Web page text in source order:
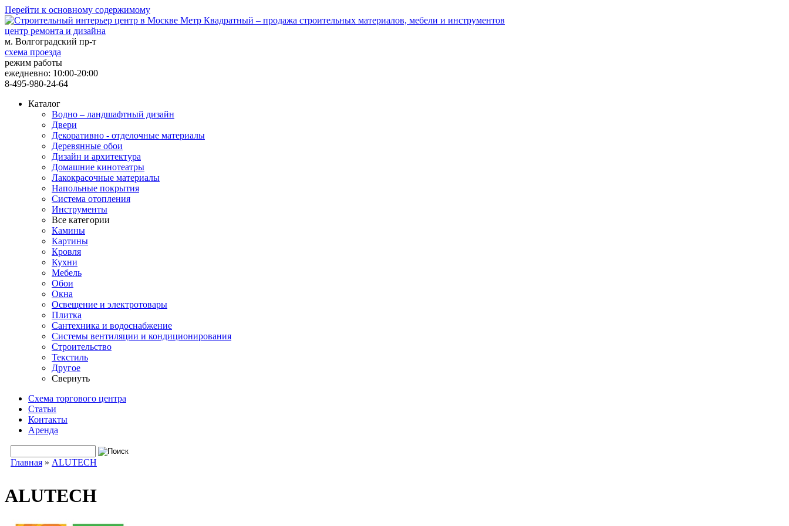
Перейти к основному содержимому
центр ремонта и дизайна
м. Волгоградский пр-т
схема проезда
режим работы
ежедневно: 10:00-20:00
8-495-980-24-64
Каталог
Водно – ландшафтный дизайн
Двери
Декоративно - отделочные материалы
Деревянные обои
Дизайн и архитектура
Домашние кинотеатры
Лакокрасочные материалы
Напольные покрытия
Система отопления
Инструменты
Все категории
Камины
Картины
Кровля
Кухни
Мебель
Обои
Окна
Освещение и электротовары
Плитка
Сантехника и водоснабжение
Системы вентиляции и кондиционирования
Строительство
Текстиль
Другое
Свернуть
Схема торгового центра
Статьи
Контакты
Аренда
Форма поиска
Главная » ALUTECH
ALUTECH